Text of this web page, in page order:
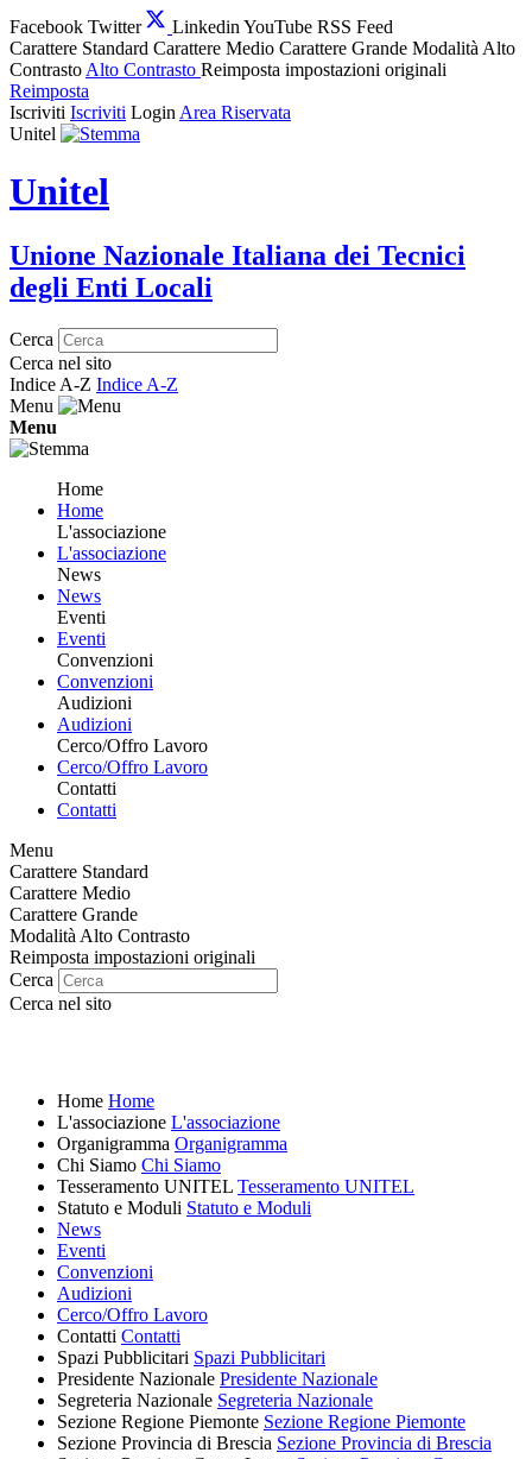
Facebook Twitter Linkedin YouTube RSS Feed
Carattere Standard Carattere Medio Carattere Grande Modalità Alto
Contrasto Alto Contrasto Reimposta impostazioni originali
Reimposta
Iscriviti Iscriviti Login Area Riservata
Unitel
Unitel
Unione Nazionale Italiana dei Tecnici
degli Enti Locali
Cerca
Cerca nel sito
Indice A-Z Indice A-Z
Menu
Menu
Home
Home
L'associazione
L'associazione
News
News
Eventi
Eventi
Convenzioni
Convenzioni
Audizioni
Audizioni
Cerco/Offro Lavoro
Cerco/Offro Lavoro
Contatti
Contatti
Menu
Carattere Standard
Carattere Medio
Carattere Grande
Modalità Alto Contrasto
Reimposta impostazioni originali
Cerca
Cerca nel sito
Home Home
L'associazione L'associazione
Organigramma Organigramma
Chi Siamo Chi Siamo
Tesseramento UNITEL Tesseramento UNITEL
Statuto e Moduli Statuto e Moduli
News
Eventi
Convenzioni
Audizioni
Cerco/Offro Lavoro
Contatti Contatti
Spazi Pubblicitari Spazi Pubblicitari
Presidente Nazionale Presidente Nazionale
Segreteria Nazionale Segreteria Nazionale
Sezione Regione Piemonte Sezione Regione Piemonte
Sezione Provincia di Brescia Sezione Provincia di Brescia